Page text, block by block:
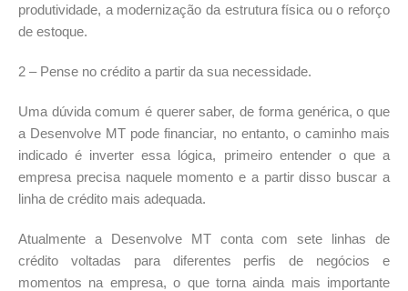
produtividade, a modernização da estrutura física ou o reforço
de estoque.
2 – Pense no crédito a partir da sua necessidade.
Uma dúvida comum é querer saber, de forma genérica, o que
a Desenvolve MT pode financiar, no entanto, o caminho mais
indicado é inverter essa lógica, primeiro entender o que a
empresa precisa naquele momento e a partir disso buscar a
linha de crédito mais adequada.
Atualmente a Desenvolve MT conta com sete linhas de
crédito voltadas para diferentes perfis de negócios e
momentos na empresa, o que torna ainda mais importante